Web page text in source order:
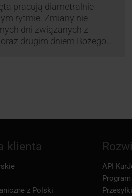
pracują diametralnie
rytmie. Zmiany nie
dni związanych z
drugim dniem Bożego
klienta
z Polski
API